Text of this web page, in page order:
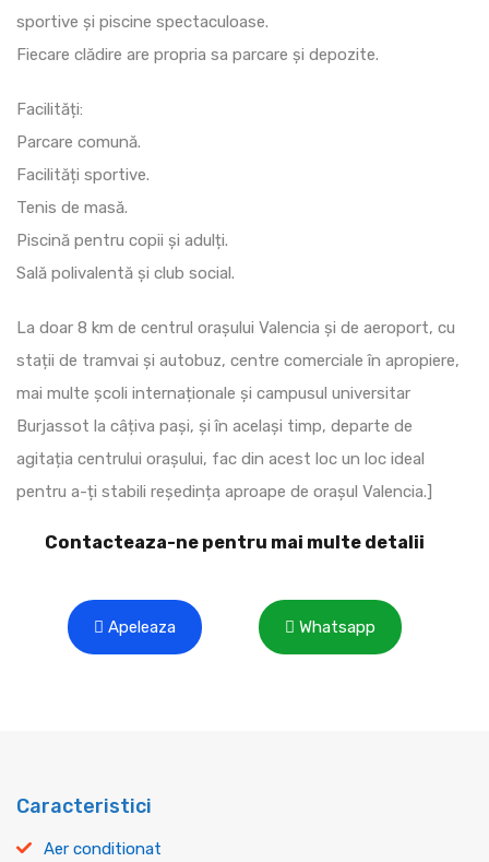
sportive și piscine spectaculoase.
Fiecare clădire are propria sa parcare și depozite.
Facilități:
Parcare comună.
Facilități sportive.
Tenis de masă.
Piscină pentru copii și adulți.
Sală polivalentă și club social.
La doar 8 km de centrul orașului Valencia și de aeroport, cu
stații de tramvai și autobuz, centre comerciale în apropiere,
mai multe școli internaționale și campusul universitar
Burjassot la câțiva pași, și în același timp, departe de
agitația centrului orașului, fac din acest loc un loc ideal
pentru a-ți stabili reședința aproape de orașul Valencia.]
Contacteaza-ne pentru mai multe detalii
Apeleaza Whatsapp
Caracteristici
Aer conditionat